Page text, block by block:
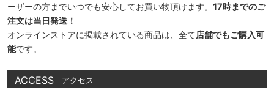
ーザーの方までいつでも安心してお買い物頂けます。 17時までのご
注文は当日発送！
オンラインストアに掲載されている商品は、全て店舗でもご購入可
能です。
ACCESS アクセス